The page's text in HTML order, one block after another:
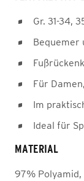
Gr. 31-34,
Bequemer
Für
Im
Ideal für
MATERIAL
97% Polyamid,